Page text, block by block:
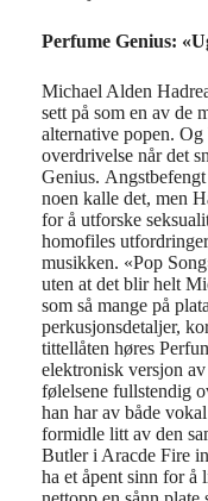
Perfume Genius: «
Michael Alden
sett på som en av de
alternative popen. Og
overdrivelse når det
Genius. Angstbefengt
noen kalle det, men
for å utforske
homofiles
musikken. «Pop
uten at det blir helt
som så mange på
perkusjonsdetaljer,
tittellåten høres
elektronisk versjon av
følelsene fullstendig
han har av både
formidle litt av den
Butler i Aracde Fire
ha et åpent sinn forå